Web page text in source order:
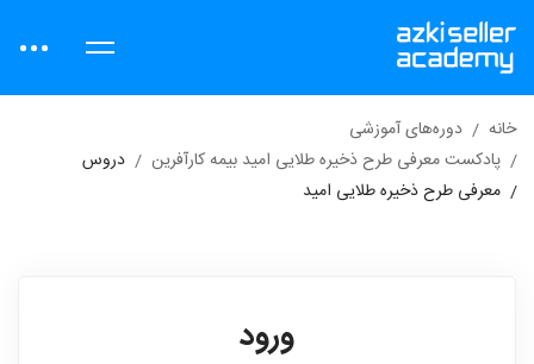
خانه
دوره‌های آموزشی
پادکست معرفی طرح ذخیره طلایی امید بیمه کارآفرین
دروس
معرفی طرح ذخیره طلایی امید
ورود